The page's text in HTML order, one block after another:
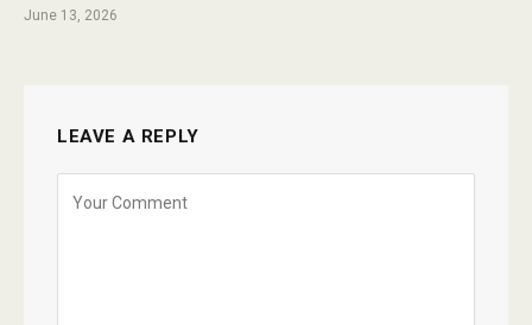
June 13, 2026
LEAVE A REPLY